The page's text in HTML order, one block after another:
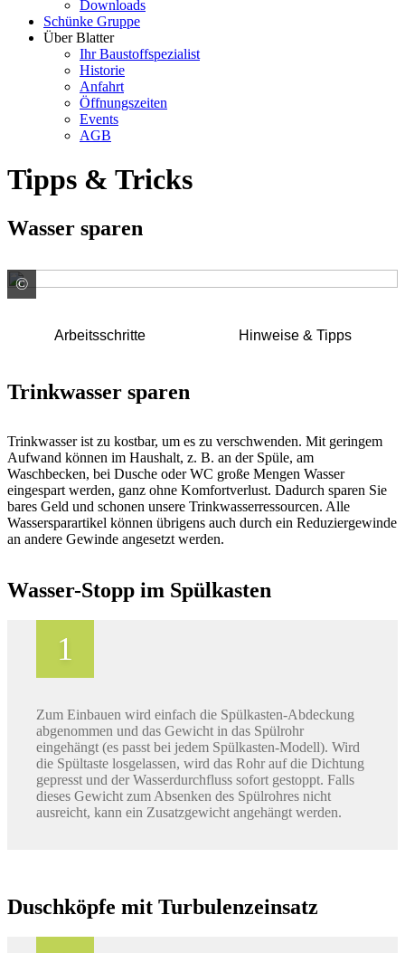
Downloads
Schünke Gruppe
Über Blatter
Ihr Baustoffspezialist
Historie
Anfahrt
Öffnungszeiten
Events
AGB
Tipps & Tricks
Wasser sparen
© GUTJAHR Systemtechnik GmbH - D -
Arbeitsschritte Hinweise & Tipps
Trinkwasser sparen
Trinkwasser ist zu kostbar, um es zu verschwenden. Mit geringem
Aufwand können im Haushalt, z. B. an der Spüle, am
Waschbecken, bei Dusche oder WC große Mengen Wasser
eingespart werden, ganz ohne Komfortverlust. Dadurch sparen Sie
bares Geld und schonen unsere Trinkwasserressourcen. Alle
Wassersparartikel können übrigens auch durch ein Reduziergewinde
an andere Gewinde angesetzt werden.
Wasser-Stopp im Spülkasten
Zum Einbauen wird einfach die Spülkasten-Abdeckung
abgenommen und das Gewicht in das Spülrohr
eingehängt (es passt bei jedem Spülkasten-Modell). Wird
die Spültaste losgelassen, wird das Rohr auf die Dichtung
gepresst und der Wasserdurchfluss sofort gestoppt. Falls
dieses Gewicht zum Absenken des Spülrohres nicht
ausreicht, kann ein Zusatzgewicht angehängt werden.
Duschköpfe mit Turbulenzeinsatz